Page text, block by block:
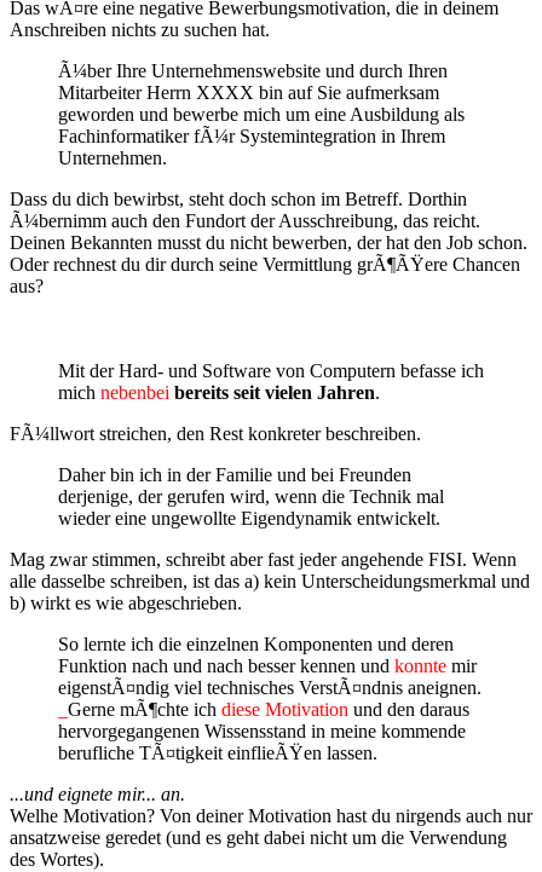
Das wÃ¤re eine negative Bewerbungsmotivation, die in deinem
Anschreiben nichts zu suchen hat.
Ã¼ber Ihre Unternehmenswebsite und durch Ihren
Mitarbeiter Herrn XXXX bin auf Sie aufmerksam
geworden und bewerbe mich um eine Ausbildung als
Fachinformatiker fÃ¼r Systemintegration in Ihrem
Unternehmen.
Dass du dich bewirbst, steht doch schon im Betreff. Dorthin
Ã¼bernimm auch den Fundort der Ausschreibung, das reicht.
Deinen Bekannten musst du nicht bewerben, der hat den Job schon.
Oder rechnest du dir durch seine Vermittlung grÃ¶ÃŸere Chancen
aus?
Mit der Hard- und Software von Computern befasse ich
mich nebenbei bereits seit vielen Jahren.
FÃ¼llwort streichen, den Rest konkreter beschreiben.
Daher bin ich in der Familie und bei Freunden
derjenige, der gerufen wird, wenn die Technik mal
wieder eine ungewollte Eigendynamik entwickelt.
Mag zwar stimmen, schreibt aber fast jeder angehende FISI. Wenn
alle dasselbe schreiben, ist das a) kein Unterscheidungsmerkmal und
b) wirkt es wie abgeschrieben.
So lernte ich die einzelnen Komponenten und deren
Funktion nach und nach besser kennen und konnte mir
eigenstÃ¤ndig viel technisches VerstÃ¤ndnis aneignen.
Gerne mÃ¶chte ich diese Motivation und den daraus
hervorgegangenen Wissensstand in meine kommende
berufliche TÃ¤tigkeit einflieÃŸen lassen.
...und eignete mir... an.
Welhe Motivation? Von deiner Motivation hast du nirgends auch nur
ansatzweise geredet (und es geht dabei nicht um die Verwendung
des Wortes).